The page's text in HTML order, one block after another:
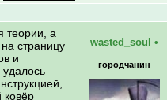
теории, а
страницу
и
ковёр
wasted_soul •
городчанин